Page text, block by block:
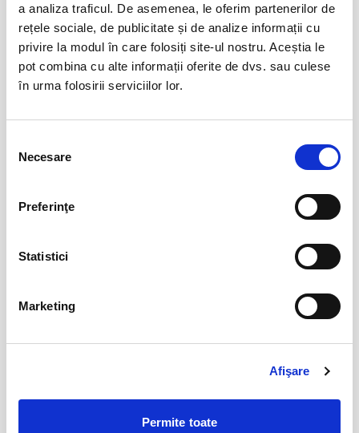
a analiza traficul. De asemenea, le oferim partenerilor de
rețele sociale, de publicitate și de analize informații cu
privire la modul în care folosiți site-ul nostru. Aceștia le
pot combina cu alte informații oferite de dvs. sau culese
în urma folosirii serviciilor lor.
consimțământului
Necesare
Preferinţe
Statistici
Marketing
Afişare
Permite toate
MASTERS OF CLASSIC
Bucuresti
BILETE
12
sept
Jazzapella - Concert jazz a capella 13
15
oct